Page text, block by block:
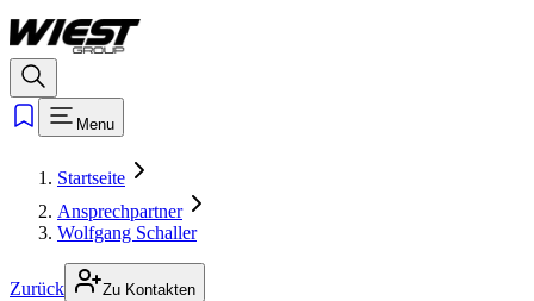
Menu
Startseite
Ansprechpartner
Wolfgang Schaller
Zurück Zu Kontakten